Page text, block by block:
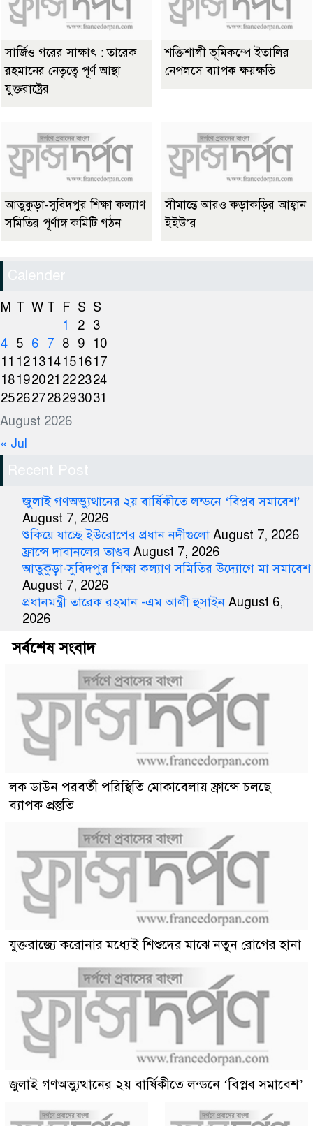
সার্জিও গরের সাক্ষাৎ : তারেক
রহমানের নেতৃত্বে পূর্ণ আস্থা
যুক্তরাষ্ট্রের
শক্তিশালী ভূমিকম্পে ইতালির
নেপলসে ব্যাপক ক্ষয়ক্ষতি
আতুকুড়া-সুবিদপুর শিক্ষা কল্যাণ
সমিতির পূর্ণাঙ্গ কমিটি গঠন
সীমান্তে আরও কড়াকড়ির আহ্বান
ইইউ’র
Calender
August 2026
M T W T F S S
1
2 3
4 5 6 7 8 9
10
11 121314151617
18192021 222324
25262728293031
« Jul
Recent Post
জুলাই গণঅভ্যুত্থানের ২য় বার্ষিকীতে লন্ডনে ‘বিপ্লব সমাবেশ’
August 7, 2026
শুকিয়ে যাচ্ছে ইউরোপের প্রধান নদীগুলো August 7, 2026
ফ্রান্সে দাবানলের তাণ্ডব August 7, 2026
আতুকুড়া-সুবিদপুর শিক্ষা কল্যাণ সমিতির উদ্যোগে মা সমাবেশ
August 7, 2026
প্রধানমন্ত্রী তারেক রহমান -এম আলী হুসাইন August 6,
2026
সর্বশেষ সংবাদ
লক ডাউন পরবর্তী পরিস্থিতি মোকাবেলায় ফ্রান্সে চলছে
ব্যাপক প্রস্তুতি
যুক্তরাজ্যে করোনার মধ্যেই শিশুদের মাঝে নতুন রোগের হানা
জুলাই গণঅভ্যুত্থানের ২য় বার্ষিকীতে লন্ডনে ‘বিপ্লব সমাবেশ’